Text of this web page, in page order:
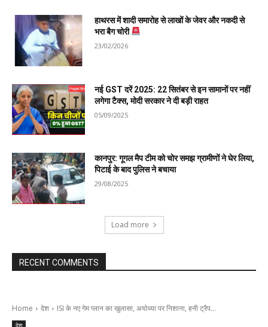
हाथरस में शादी समारोह से लाखों के जेवर और नकदी से
भरा बैग चोरी
23/02/2026
नई GST दरें 2025: 22 सितंबर से इन सामानों पर नहीं
लगेगा टैक्स, मोदी सरकार ने दी बड़ी राहत
05/09/2025
कानपुर: गूगल मैप टीम को चोर समझ ग्रामीणों ने घेर लिया,
पिटाई के बाद पुलिस ने बचाया
29/08/2025
Load more
RECENT COMMENTS